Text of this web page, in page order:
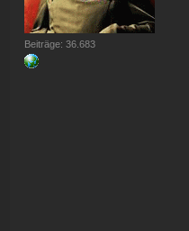
Beiträge: 36.683